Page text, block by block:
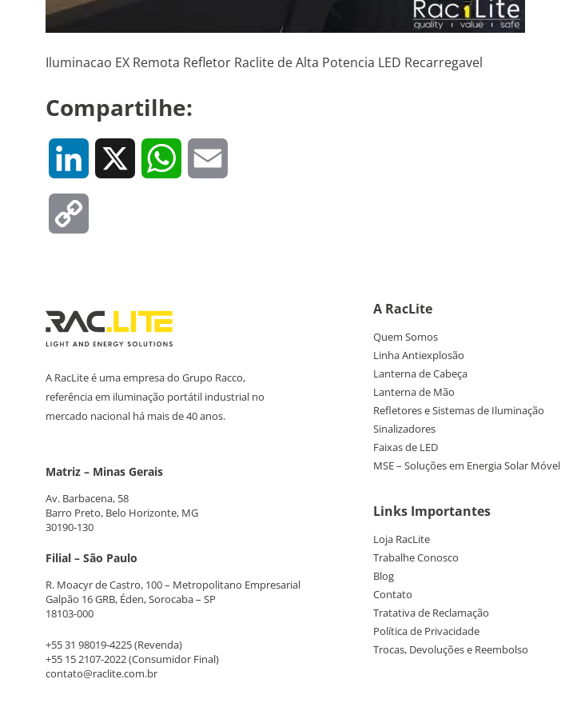
Iluminacao EX Remota Refletor Raclite de Alta Potencia LED Recarregavel
Compartilhe:
LinkedIn WhatsApp
A RacLite é uma empresa do Grupo Racco,
referência em iluminação portátil industrial no
mercado nacional há mais de 40 anos.
Matriz – Minas Gerais
Av. Barbacena, 58
Barro Preto, Belo Horizonte, MG
30190-130
Filial – São Paulo
R. Moacyr de Castro, 100 – Metropolitano Empresarial
Galpão 16 GRB, Éden, Sorocaba – SP
18103-000
+55 31 98019-4225(Revenda)
+55 15 2107-2022(Consumidor Final)
contato@raclite.com.br
A RacLite
Quem Somos
Linha Antiexplosão
Lanterna de Cabeça
Lanterna de Mão
Refletores e Sistemas de Iluminação
Sinalizadores
Faixas de LED
MSE – Soluções em Energia Solar Móvel
Links Importantes
Loja RacLite
Trabalhe Conosco
Blog
Contato
Tratativa de Reclamação
Política de Privacidade
Trocas, Devoluções e Reembolso